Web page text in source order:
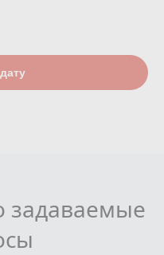
задаваемые